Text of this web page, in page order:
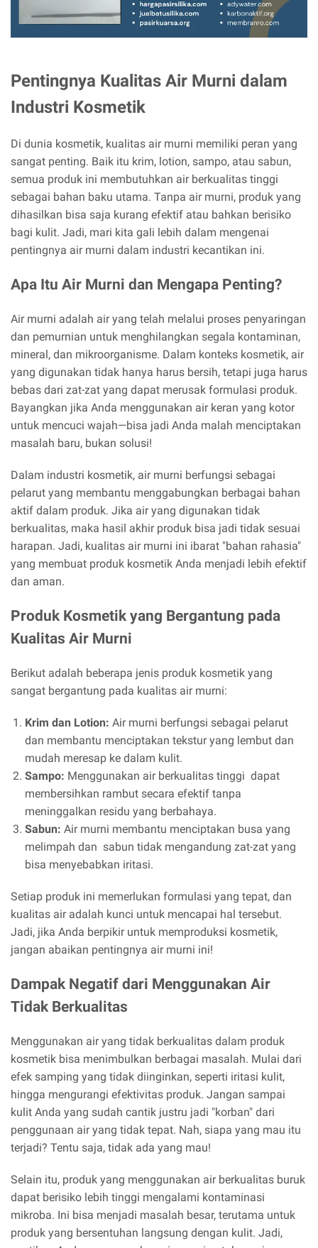
Pentingnya Kualitas Air Murni dalam
Industri Kosmetik
Di dunia kosmetik, kualitas air murni memiliki peran yang
sangat penting. Baik itu krim, lotion, sampo, atau sabun,
semua produk ini membutuhkan air berkualitas tinggi
sebagai bahan baku utama. Tanpa air murni, produk yang
dihasilkan bisa saja kurang efektif atau bahkan berisiko
bagi kulit. Jadi, mari kita gali lebih dalam mengenai
pentingnya air murni dalam industri kecantikan ini.
Apa Itu Air Murni dan Mengapa Penting?
Air murni adalah air yang telah melalui proses penyaringan
dan pemurnian untuk menghilangkan segala kontaminan,
mineral, dan mikroorganisme. Dalam konteks kosmetik, air
yang digunakan tidak hanya harus bersih, tetapi juga harus
bebas dari zat-zat yang dapat merusak formulasi produk.
Bayangkan jika Anda menggunakan air keran yang kotor
untuk mencuci wajah—bisa jadi Anda malah menciptakan
masalah baru, bukan solusi!
Dalam industri kosmetik, air murni berfungsi sebagai
pelarut yang membantu menggabungkan berbagai bahan
aktif dalam produk. Jika air yang digunakan tidak
berkualitas, maka hasil akhir produk bisa jadi tidak sesuai
harapan. Jadi, kualitas air murni ini ibarat "bahan rahasia"
yang membuat produk kosmetik Anda menjadi lebih efektif
dan aman.
Produk Kosmetik yang Bergantung pada
Kualitas Air Murni
Berikut adalah beberapa jenis produk kosmetik yang
sangat bergantung pada kualitas air murni:
Krim dan Lotion: Air murni berfungsi sebagai pelarut
dan membantu menciptakan tekstur yang lembut dan
mudah meresap ke dalam kulit.
Sampo: Menggunakan air berkualitas tinggi dapat
membersihkan rambut secara efektif tanpa
meninggalkan residu yang berbahaya.
Sabun: Air murni membantu menciptakan busa yang
melimpah dan sabun tidak mengandung zat-zat yang
bisa menyebabkan iritasi.
Setiap produk ini memerlukan formulasi yang tepat, dan
kualitas air adalah kunci untuk mencapai hal tersebut.
Jadi, jika Anda berpikir untuk memproduksi kosmetik,
jangan abaikan pentingnya air murni ini!
Dampak Negatif dari Menggunakan Air
Tidak Berkualitas
Menggunakan air yang tidak berkualitas dalam produk
kosmetik bisa menimbulkan berbagai masalah. Mulai dari
efek samping yang tidak diinginkan, seperti iritasi kulit,
hingga mengurangi efektivitas produk. Jangan sampai
kulit Anda yang sudah cantik justru jadi "korban" dari
penggunaan air yang tidak tepat. Nah, siapa yang mau itu
terjadi? Tentu saja, tidak ada yang mau!
Selain itu, produk yang menggunakan air berkualitas buruk
dapat berisiko lebih tinggi mengalami kontaminasi
mikroba. Ini bisa menjadi masalah besar, terutama untuk
produk yang bersentuhan langsung dengan kulit. Jadi,